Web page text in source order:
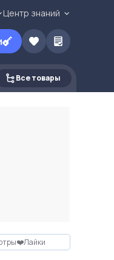
Центр знаний
Все товары